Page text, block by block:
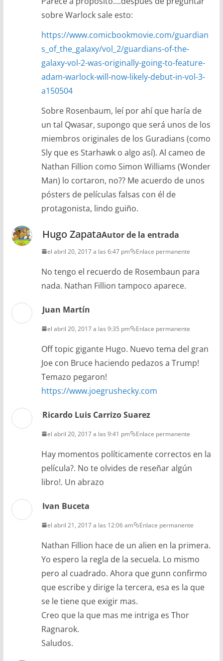
sobre Warlock sale esto:
https://www.comicbookmovie.com/guardian
s_of_the_galaxy/vol_2/guardians-of-the-
galaxy-vol-2-was-originally-going-to-feature-
adam-warlock-will-now-likely-debut-in-vol-3-
a150504
Sobre Rosenbaum, leí por ahí que haría de
un tal Qwasar, supongo que será unos de los
miembros originales de los Guradians (como
Sly que es Starhawk o algo así). Al cameo de
Nathan Fillion como Simon Williams (Wonder
Man) lo cortaron, no?? Me acuerdo de unos
pósters de películas falsas con él de
protagonista, lindo guiño.
Hugo ZapataAutor de la entrada
el abril 20, 2017 a las 6:47 pm Enlace permanente
No tengo el recuerdo de Rosembaun para
nada. Nathan Fillion tampoco aparece.
Juan Martín
el abril 20, 2017 a las 9:35 pm Enlace permanente
Off topic gigante Hugo. Nuevo tema del gran
Joe con Bruce haciendo pedazos a Trump!
Temazo pegaron!
https://www.joegrushecky.com
Ricardo Luis Carrizo Suarez
el abril 20, 2017 a las 9:41 pm Enlace permanente
Hay momentos políticamente correctos en la
película?. No te olvides de reseñar algún
libro!. Un abrazo
Ivan Buceta
el abril 21, 2017 a las 12:06 am Enlace permanente
Nathan Fillion hace de un alien en la primera.
Yo espero la regla de la secuela. Lo mismo
pero al cuadrado. Ahora que gunn confirmo
que escribe y dirige la tercera, esa es la que
se le tiene que exigir mas.
Creo que la que mas me intriga es Thor
Ragnarok.
Saludos.